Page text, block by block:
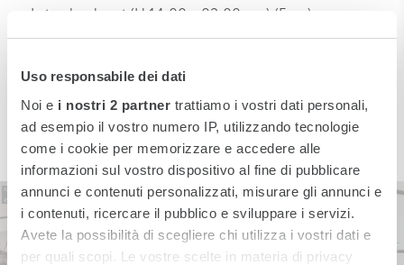
Uso responsabile dei dati
Noi e i nostri 2 partner trattiamo i vostri dati personali,
ad esempio il vostro numero IP, utilizzando tecnologie
come i cookie per memorizzare e accedere alle
informazioni sul vostro dispositivo al fine di pubblicare
annunci e contenuti personalizzati, misurare gli annunci e
i contenuti, ricercare il pubblico e sviluppare i servizi.
Avete la possibilità di scegliere chi utilizza i vostri dati e
per quali scopi. Le vostre scelte in materia di privacy
Late check out (H 14:00 - 02:00 pm) (Free)
Vip treatment